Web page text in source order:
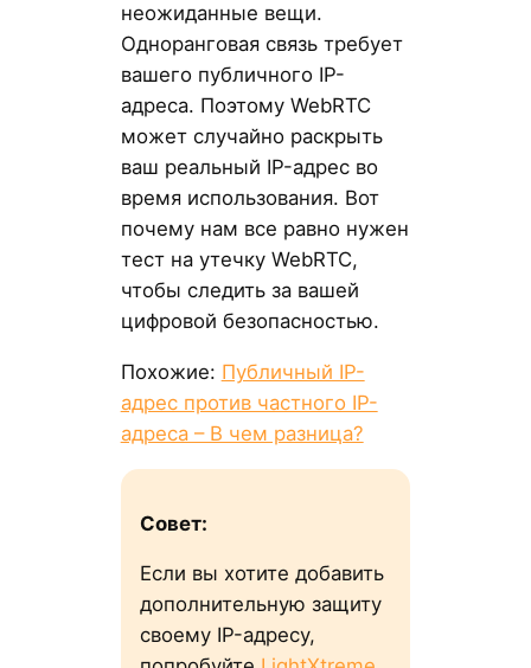
неожиданные вещи.
Одноранговая связь требует
вашего публичного IP-
адреса. Поэтому WebRTC
может случайно раскрыть
ваш реальный IP-адрес во
время использования. Вот
почему нам все равно нужен
тест на утечку WebRTC,
чтобы следить за вашей
цифровой безопасностью.
Похожие: Публичный IP-
адрес против частного IP-
адреса – В чем разница?
Совет:
Если вы хотите добавить
дополнительную защиту
своему IP-адресу,